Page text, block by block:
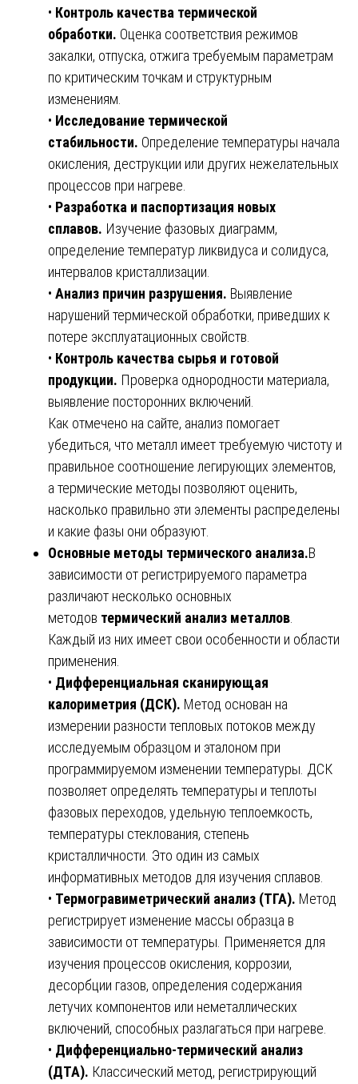
• Контроль качества термической
обработки. Оценка соответствия режимов
закалки, отпуска, отжига требуемым параметрам
по критическим точкам и структурным
изменениям.
• Исследование термической
стабильности. Определение температуры начала
окисления, деструкции или других нежелательных
процессов при нагреве.
• Разработка и паспортизация новых
сплавов. Изучение фазовых диаграмм,
определение температур ликвидуса и солидуса,
интервалов кристаллизации.
• Анализ причин разрушения. Выявление
нарушений термической обработки, приведших к
потере эксплуатационных свойств.
• Контроль качества сырья и готовой
продукции. Проверка однородности материала,
выявление посторонних включений.
Как отмечено на сайте, анализ помогает
убедиться, что металл имеет требуемую чистоту и
правильное соотношение легирующих элементов,
а термические методы позволяют оценить,
насколько правильно эти элементы распределены
и какие фазы они образуют.
Основные методы термического анализа.В
зависимости от регистрируемого параметра
различают несколько основных
методов термический анализ металлов
Каждый из них имеет свои особенности и области
применения.
• Дифференциальная сканирующая
калориметрия (ДСК). Метод основан на
измерении разности тепловых потоков между
исследуемым образцом и эталоном при
программируемом изменении температуры. ДСК
позволяет определять температуры и теплоты
фазовых переходов, удельную теплоемкость,
температуры стеклования, степень
кристалличности. Это один из самых
информативных методов для изучения сплавов.
• Термогравиметрический анализ (ТГА). Метод
регистрирует изменение массы образца в
зависимости от температуры. Применяется для
изучения процессов окисления, коррозии,
десорбции газов, определения содержания
летучих компонентов или неметаллических
включений, способных разлагаться при нагреве.
• Дифференциально-термический анализ
(ДТА). Классический метод, регистрирующий